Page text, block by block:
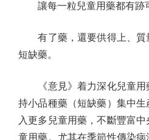
讓每一粒兒童用藥都有跡
有了藥，還要供得上、質
短缺藥。
《意見》着力深化兒童用
持小品種藥（短缺藥）集中
入更多兒童用藥，不斷豐富
童用藥。尤其在季節性傳染